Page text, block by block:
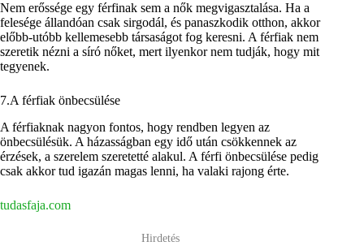
Nem erőssége egy férfinak sem a nők megvigasztalása. Ha a
felesége állandóan csak sirgodál, és panaszkodik otthon, akkor
előbb-utóbb kellemesebb társaságot fog keresni. A férfiak nem
szeretik nézni a síró nőket, mert ilyenkor nem tudják, hogy mit
tegyenek.
7.A férfiak önbecsülése
A férfiaknak nagyon fontos, hogy rendben legyen az
önbecsülésük. A házasságban egy idő után csökkennek az
érzések, a szerelem szeretetté alakul. A férfi önbecsülése pedig
csak akkor tud igazán magas lenni, ha valaki rajong érte.
tudasfaja.com
Hirdetés